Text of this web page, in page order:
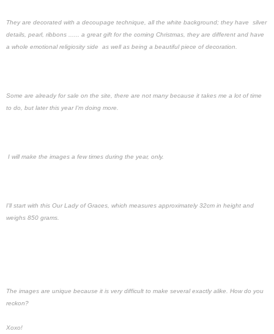
They are decorated with a decoupage technique, all the white background; they have silver
details, pearl, ribbons ...... a great gift for the coming Christmas, they are different and have
a whole emotional religiosity side as well as being a beautiful piece of decoration.
Some are already for sale on the site, there are not many because it takes me a lot of time
to do, but later this year I'm doing more.
I will make the images a few times during the year, only.
I'll start with this Our Lady of Graces, which measures approximately 32cm in height and
weighs 850 grams.
The images are unique because it is very difficult to make several exactly alike. How do you
reckon?
Xoxo!